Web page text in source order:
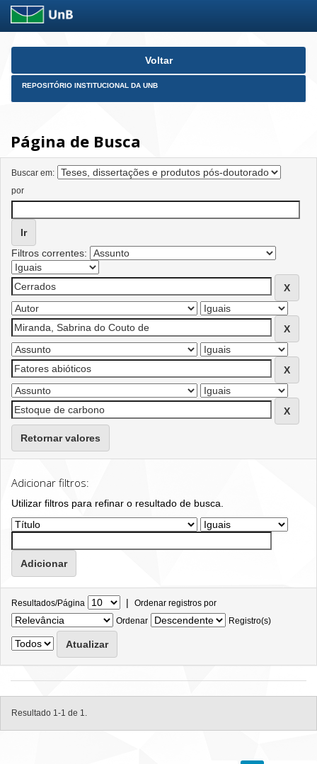
Skip
Voltar
REPOSITÓRIO INSTITUCIONAL DA UNB
Página de Busca
Buscar em:
por
Filtros correntes:
Retornar valores
Adicionar filtros:
Utilizar filtros para refinar o resultado de busca.
Resultados/Página | Ordenar registros por
Ordenar
Registro(s)
Resultado 1-1 de 1.